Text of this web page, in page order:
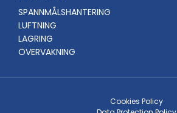
SPANNMÅLSHANTERING
LUFTNING
LAGRING
ÖVERVAKNING
Cookies Policy